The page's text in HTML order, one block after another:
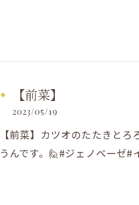
【前菜】
2023/05/19
【前菜】カツオのたたきと
うんです。🙋#ジェノベーゼ